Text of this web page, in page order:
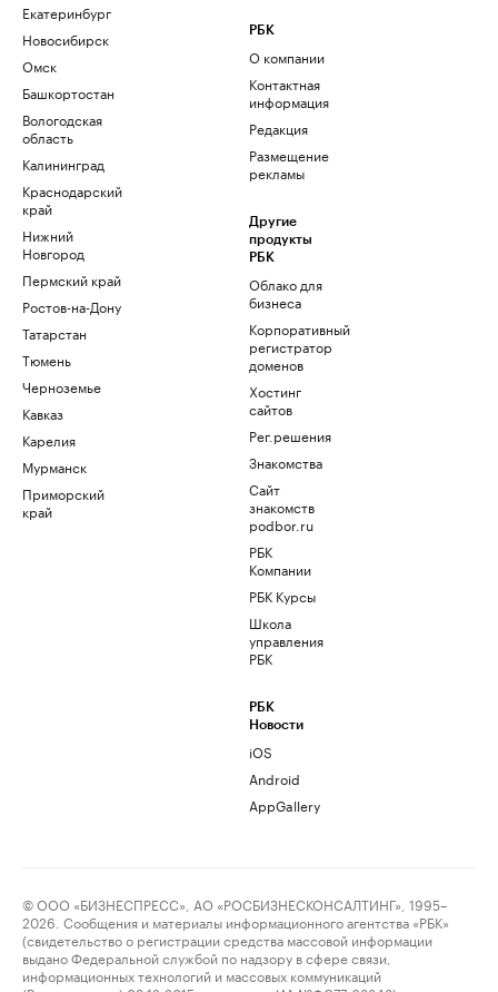
Екатеринбург
Новосибирск
Омск
Башкортостан
Вологодская
область
Калининград
Краснодарский
край
Нижний
Новгород
Пермский край
Ростов-на-Дону
Татарстан
Тюмень
Черноземье
Кавказ
Карелия
Мурманск
Приморский
край
РБК
О компании
Контактная
информация
Редакция
Размещение
рекламы
Другие
продукты
РБК
Облако для
бизнеса
Корпоративный
регистратор
доменов
Хостинг
сайтов
Рег.решения
Знакомства
Сайт
знакомств
podbor.ru
РБК
Компании
РБК Курсы
Школа
управления
РБК
РБК
Новости
iOS
Android
AppGallery
© ООО «БИЗНЕСПРЕСС», АО «РОСБИЗНЕСКОНСАЛТИНГ», 1995–
2026. Сообщения и материалы информационного агентства «РБК»
(свидетельство о регистрации средства массовой информации
выдано Федеральной службой по надзору в сфере связи,
информационных технологий и массовых коммуникаций